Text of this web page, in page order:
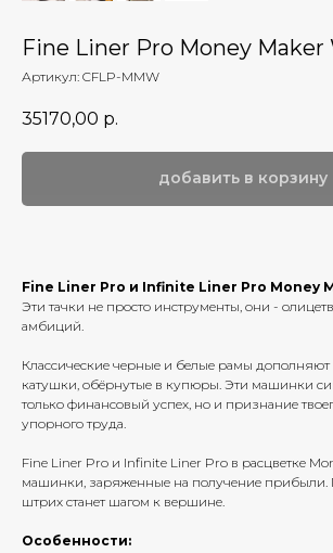
Fine Liner Pro Money Maker
Артикул: CFLP-MMW
35170,00 р.
добавить в корзину
Fine Liner Pro и Infinite Liner Pro Money
Эти тачки не просто инструменты, они -
амбиций.
Классические черные и белые рамы
катушки, обёрнутые в купюры. Эти машинки
только финансовый успех, но и признание
упорного труда.
Fine Liner Pro и Infinite Liner Pro в расцветке
машинки, заряженные на получение прибыли.
штрих станет шагом к вершине.
Особенности: